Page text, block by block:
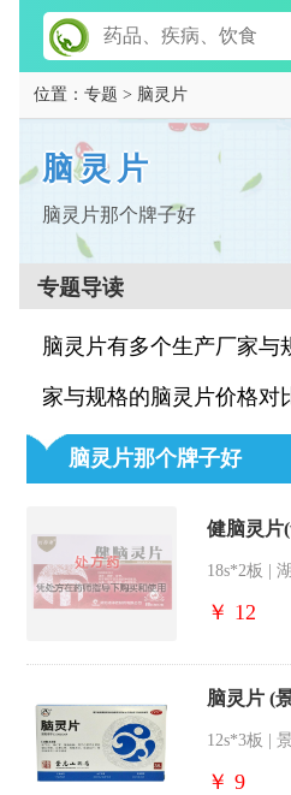
位置： 专题 > 脑灵片
脑灵片
脑灵片那个牌子好
专题导读
脑灵片有多个生产厂家与
家与规格的脑灵片价格对
脑灵片那个牌子好
健脑灵片
18s*2板 |
￥ 12
脑灵片 (
12s*3板 |
￥ 9